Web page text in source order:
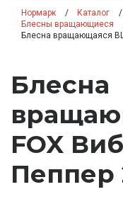
Нормарк Каталог
Блесны вращающиеся
Блесна вращающаяся
Блесна
FOX
Пеппер